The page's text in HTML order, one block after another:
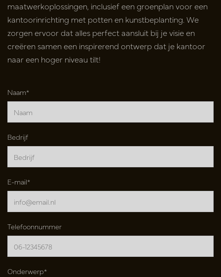
maatwerkoplossingen, inclusief een groenplan voor een
kantoorinrichting met potten en kunstbeplanting. We
zorgen ervoor dat alles perfect aansluit bij je visie en
creëren samen een inspirerend ontwerp dat je kantoor
naar een hoger niveau tilt!
Naam*
Bedrijf
E-mail*
Telefoonnummer
Onderwerp*